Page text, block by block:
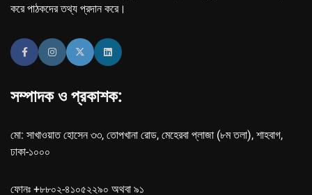
করে পাঠকদের তথ্য প্রদান করে।
সম্পাদক ও প্রকাশক:
মো: সাখাওয়াত হোসেন ৩৩, তোপখানা রোড, মেহেরবা প্লাজা (৮ম তলা), শাহবাগ,
ঢাকা-১০০০
ফোনঃ +৮৮০২-৪১০৫২২৯০ অথবা ৯১